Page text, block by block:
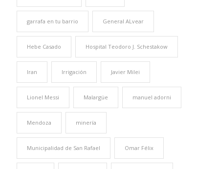
garrafa en tu barrio General ALvear
Hebe Casado Hospital Teodoro J. Schestakow
Iran Irrigación Javier Milei
Lionel Messi Malargüe manuel adorni
Mendoza minería
Municipalidad de San Rafael Omar Félix